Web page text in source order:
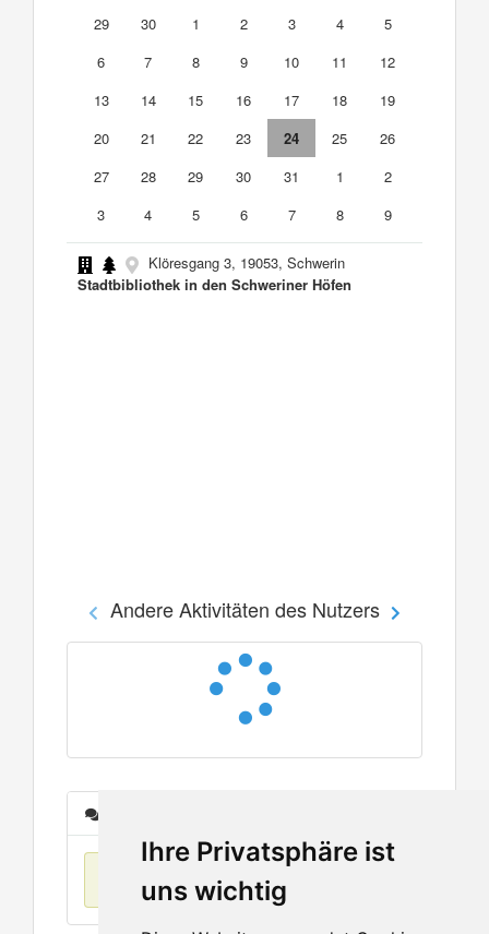
Ihre Privatsphäre ist
uns wichtig
29
30 1 2 3 4
5
6
7 8 9 10 11
12
13
14 15 16 17 18
19
20
21 22 23 24 25
26
27
28 29 30 31 1
2
3
4 5 6 7 8 9
Klöresgang 3, 19053, Schwerin
Stadtbibliothek in den Schweriner Höfen
Andere Aktivitäten des Nutzers
Keine Einträge